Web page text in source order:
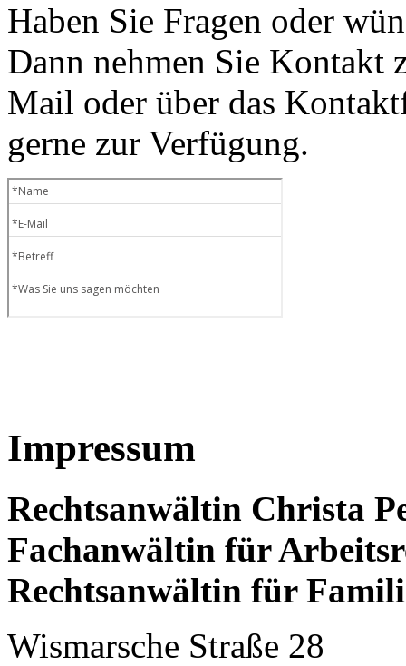
Haben Sie Fragen oder
Dann nehmen Sie Kontakt
Mail oder über das
gerne zur Verfügung.
Impressum
Rechtsanwältin Christa
Fachanwältin für
Rechtsanwältin für
Wismarsche Straße 28